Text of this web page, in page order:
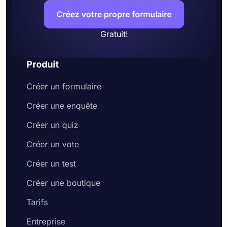
Créez votre propre formulaire
Gratuit!
Produit
Créer un formulaire
Créer une enquête
Créer un quiz
Créer un vote
Créer un test
Créer une boutique
Tarifs
Entreprise